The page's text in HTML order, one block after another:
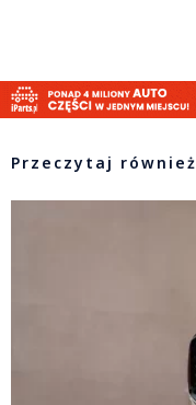
Przeczytaj również